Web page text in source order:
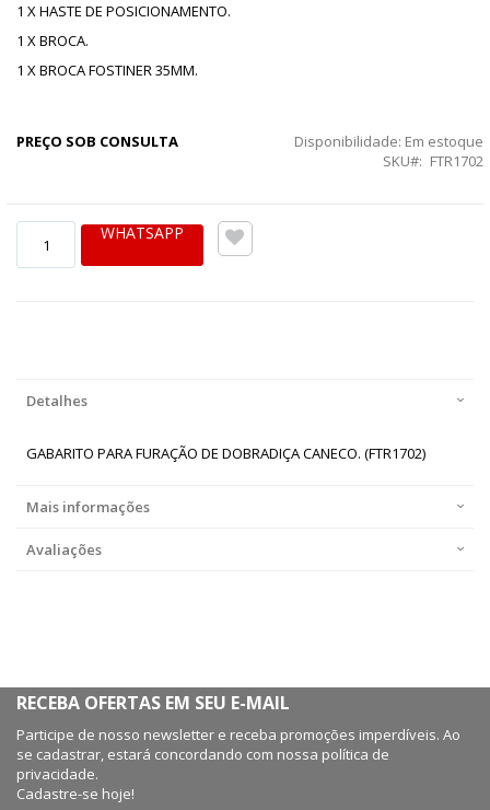
1 X HASTE DE POSICIONAMENTO.
1 X BROCA.
1 X BROCA FOSTINER 35MM.
PREÇO SOB CONSULTA Disponibilidade: Em estoque
SKU
FTR1702
WHATSAPP
Detalhes
GABARITO PARA FURAÇÃO DE DOBRADIÇA CANECO. (FTR1702)
Mais informações
Avaliações
RECEBA OFERTAS EM SEU E-MAIL
Participe de nosso newsletter e receba promoções imperdíveis. Ao
se cadastrar, estará concordando com nossa política de
privacidade.
Cadastre-se hoje!